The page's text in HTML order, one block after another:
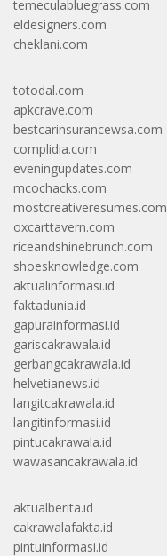
temeculabluegrass.com
eldesigners.com
cheklani.com
totodal.com
apkcrave.com
bestcarinsurancewsa.com
complidia.com
eveningupdates.com
mcochacks.com
mostcreativeresumes.com
oxcarttavern.com
riceandshinebrunch.com
shoesknowledge.com
aktualinformasi.id
faktadunia.id
gapurainformasi.id
gariscakrawala.id
gerbangcakrawala.id
helvetianews.id
langitcakrawala.id
langitinformasi.id
pintucakrawala.id
wawasancakrawala.id
aktualberita.id
cakrawalafakta.id
pintuinformasi.id